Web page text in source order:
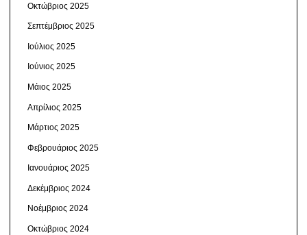
Οκτώβριος 2025
Σεπτέμβριος 2025
Ιούλιος 2025
Ιούνιος 2025
Μάιος 2025
Απρίλιος 2025
Μάρτιος 2025
Φεβρουάριος 2025
Ιανουάριος 2025
Δεκέμβριος 2024
Νοέμβριος 2024
Οκτώβριος 2024